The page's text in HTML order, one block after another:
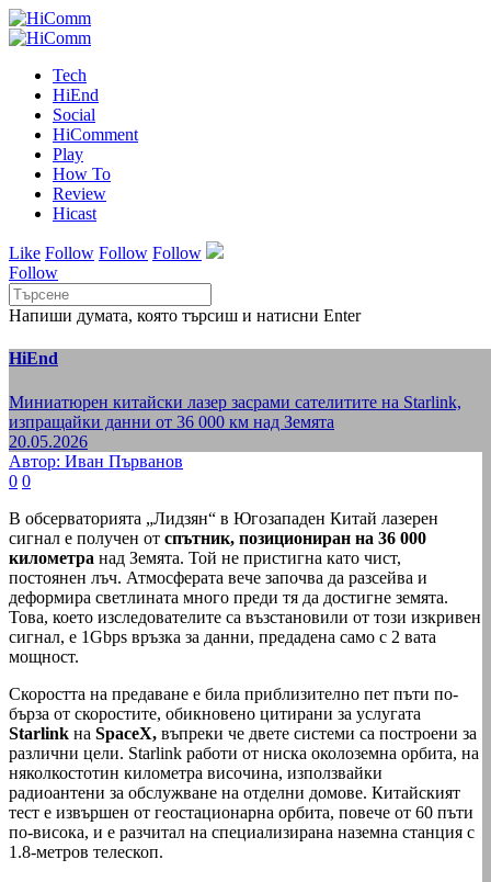
Tech
HiEnd
Social
HiComment
Play
How To
Review
Hicast
Like Follow Follow Follow
Follow
Напиши думата, която търсиш и натисни Enter
HiEnd
Миниатюрен китайски лазер засрами сателитите на Starlink,
изпращайки данни от 36 000 км над Земята
20.05.2026
Автор: Иван Първанов
0 0
В обсерваторията „Лидзян“ в Югозападен Китай лазерен
сигнал е получен от спътник, позициониран на 36 000
километра над Земята. Той не пристигна като чист,
постоянен лъч. Атмосферата вече започва да разсейва и
деформира светлината много преди тя да достигне земята.
Това, което изследователите са възстановили от този изкривен
сигнал, е 1Gbps връзка за данни, предадена само с 2 вата
мощност.
Скоростта на предаване е била приблизително пет пъти по-
бърза от скоростите, обикновено цитирани за услугата
Starlink на SpaceX, въпреки че двете системи са построени за
различни цели. Starlink работи от ниска околоземна орбита, на
няколкостотин километра височина, използвайки
радиоантени за обслужване на отделни домове. Китайският
тест е извършен от геостационарна орбита, повече от 60 пъти
по-висока, и е разчитал на специализирана наземна станция с
1.8-метров телескоп.